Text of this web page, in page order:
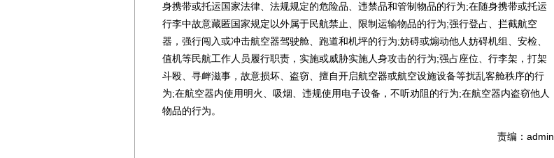
身携带或托运国家法律、法规规定的危险品、违禁品和管制物品的行为;在随身携带或托运
行李中故意藏匿国家规定以外属于民航禁止、限制运输物品的行为;强行登占、拦截航空
器，强行闯入或冲击航空器驾驶舱、跑道和机坪的行为;妨碍或煽动他人妨碍机组、安检、
值机等民航工作人员履行职责，实施或威胁实施人身攻击的行为;强占座位、行李架，打架
斗殴、寻衅滋事，故意损坏、盗窃、擅自开启航空器或航空设施设备等扰乱客舱秩序的行
为;在航空器内使用明火、吸烟、违规使用电子设备，不听劝阻的行为;在航空器内盗窃他人
物品的行为。
责编：admin